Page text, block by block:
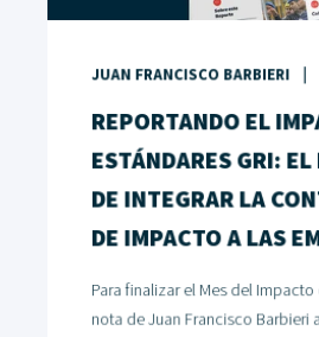
JUAN FRANCISCO BARBIERI
REPORTANDO EL
ESTÁNDARES GRI:
DE INTEGRAR LA
DE IMPACTO A LAS
Para finalizar el Mes del
nota de Juan Francisco Barbieri